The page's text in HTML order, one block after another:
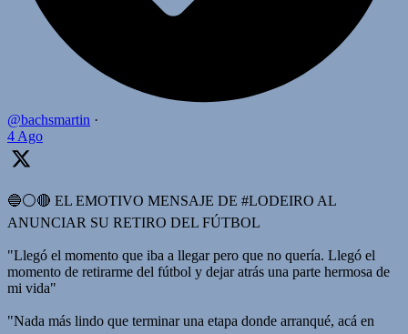
@bachsmartin ·
4 Ago
🔵⚪️🔴 EL EMOTIVO MENSAJE DE #LODEIRO AL
ANUNCIAR SU RETIRO DEL FÚTBOL
"Llegó el momento que iba a llegar pero que no quería. Llegó el
momento de retirarme del fútbol y dejar atrás una parte hermosa de
mi vida"
"Nada más lindo que terminar una etapa donde arranqué, acá en